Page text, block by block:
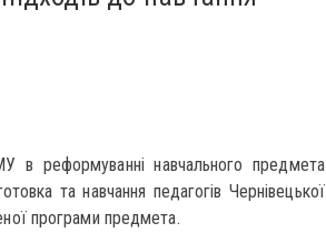
в реформуванні навчального предмета
та навчання педагогів Чернівецької
програми предмета.